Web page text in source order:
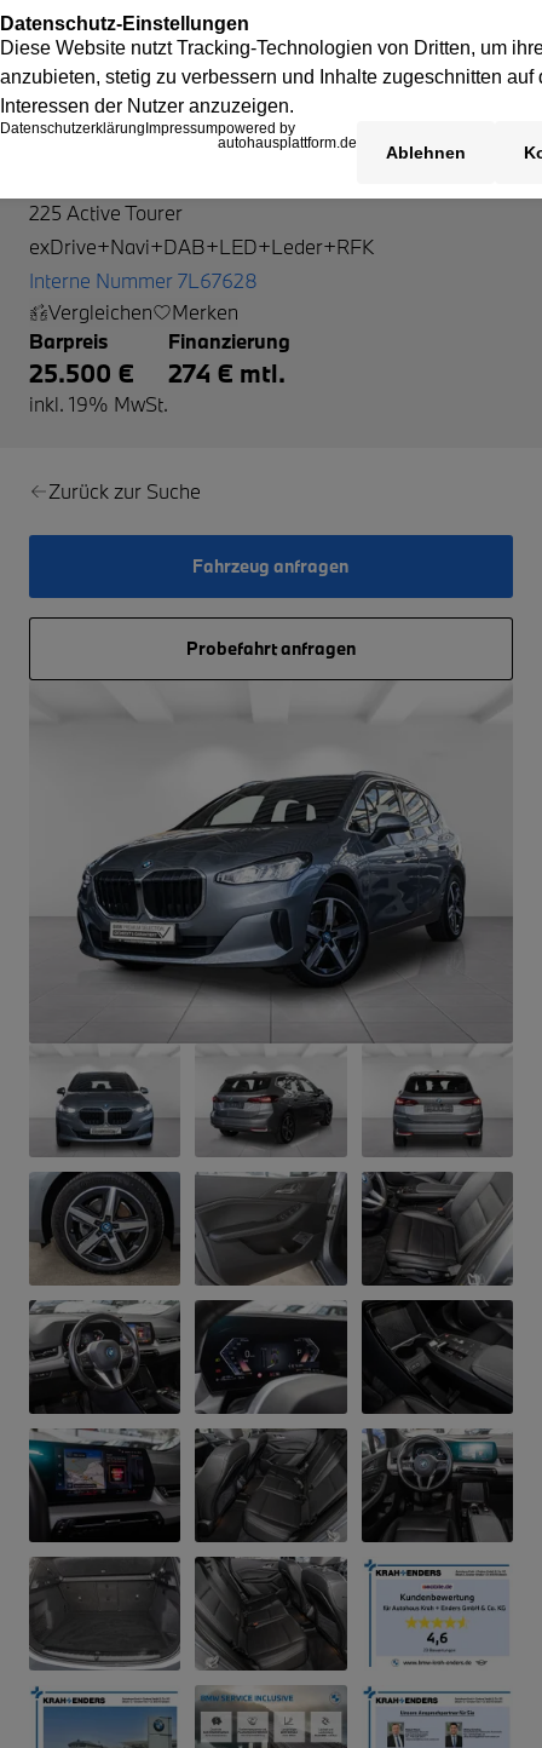
225 Active Tourer
exDrive+Navi+DAB+LED+Leder+RFK
Interne Nummer 7L67628
Vergleichen
Merken
Barpreis
25.500 €
inkl. 19% MwSt.
Finanzierung
274 € mtl.
Zurück zur Suche
Fahrzeug anfragen
Probefahrt anfragen